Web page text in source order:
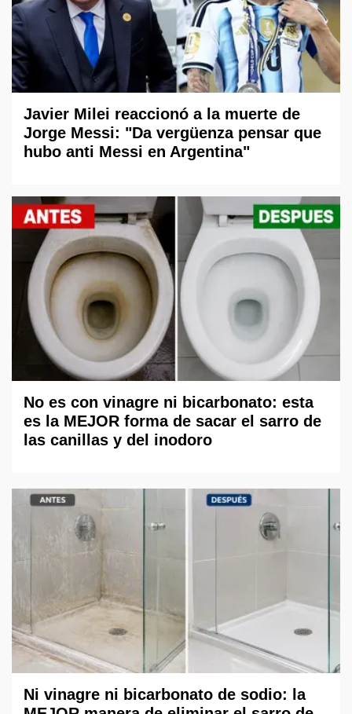
Javier Milei reaccionó a la muerte de
Jorge Messi: "Da vergüenza pensar que
hubo anti Messi en Argentina"
No es con vinagre ni bicarbonato: esta
es la MEJOR forma de sacar el sarro de
las canillas y del inodoro
Ni vinagre ni bicarbonato de sodio: la